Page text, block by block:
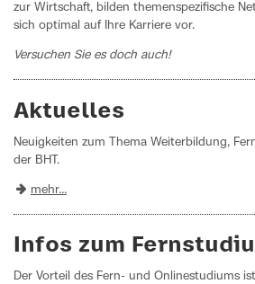
zur Wirtschaft, bilden themenspezifische
sich optimal auf Ihre Karriere vor.
Versuchen Sie es doch auch!
Aktuelles
Neuigkeiten zum Thema Weiterbildung,
der BHT.
mehr...
Infos zum
Der Vorteil des Fern- und Onlinestudiums